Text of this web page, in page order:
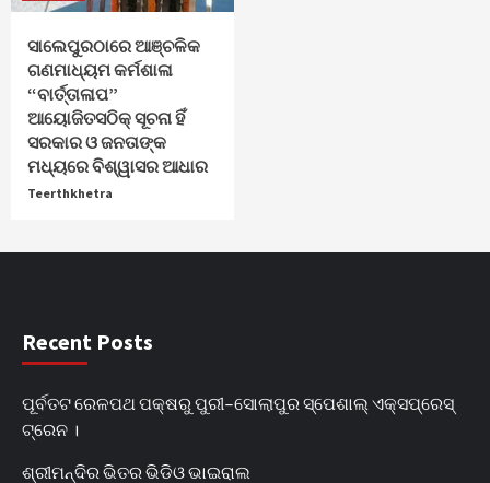
ସାଲେପୁରଠାରେ ଆଞ୍ଚଳିକ
ଗଣମାଧ୍ୟମ କର୍ମଶାଳା
“ବାର୍ତ୍ତାଳାପ”
ଆୟୋଜିତସଠିକ୍ ସୂଚନା ହିଁ
ସରକାର ଓ ଜନତାଙ୍କ
ମଧ୍ୟରେ ବିଶ୍ୱାସର ଆଧାର
Teerthkhetra
Recent Posts
ପୂର୍ବତଟ ରେଳପଥ ପକ୍ଷରୁ ପୁରୀ–ସୋଲାପୁର ସ୍ପେଶାଲ୍ ଏକ୍ସପ୍ରେସ୍
ଟ୍ରେନ ।
ଶ୍ରୀମନ୍ଦିର ଭିତର ଭିଡିଓ ଭାଇରାଲ